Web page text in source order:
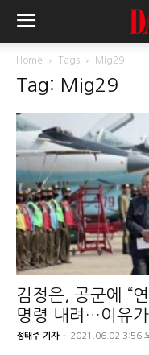
Home Tags Mig29
Tag: Mig29
김정은, 공군에 “
명령 내려…이유
정태주 기자 - 2021.06.02 3:56